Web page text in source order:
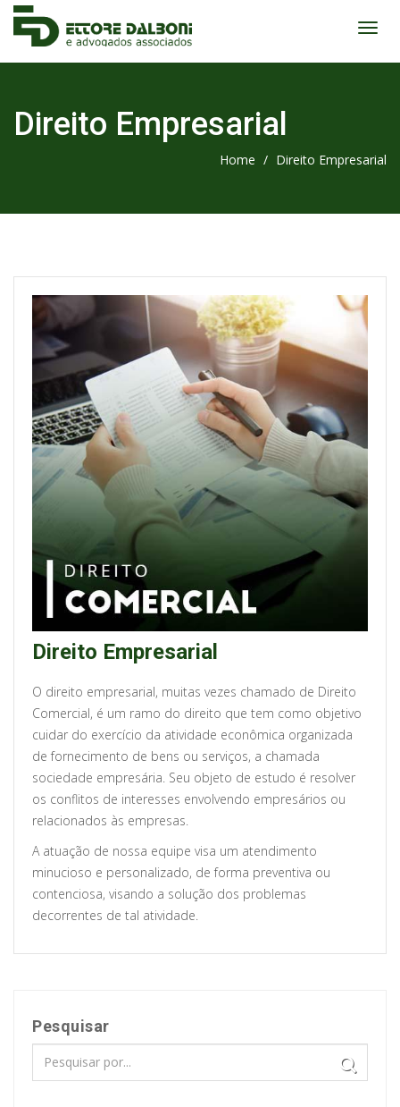
Direito Empresarial
Home / Direito Empresarial
Direito Empresarial
O direito empresarial, muitas vezes chamado de Direito
Comercial, é um ramo do direito que tem como objetivo
cuidar do exercício da atividade econômica organizada
de fornecimento de bens ou serviços, a chamada
sociedade empresária. Seu objeto de estudo é resolver
os conflitos de interesses envolvendo empresários ou
relacionados às empresas.
A atuação de nossa equipe visa um atendimento
minucioso e personalizado, de forma preventiva ou
contenciosa, visando a solução dos problemas
decorrentes de tal atividade.
Pesquisar